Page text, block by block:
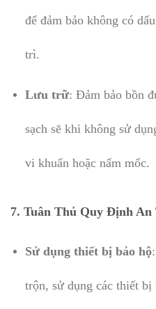
để đảm bảo không có
trì.
Lưu trữ: Đảm bảo bồn
sạch sẽ khi không sử
vi khuẩn hoặc nấm mốc.
7. Tuân Thủ Quy Định An
Sử dụng thiết bị bảo hộ
trộn, sử dụng các thiết